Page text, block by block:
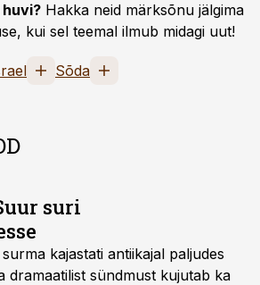
Hakka neid märksõnu jälgima
kui sel teemal ilmub midagi uut!
Sõda
suri
kajastati antiikajal paljudes
dramaatilist sündmust kujutab ka